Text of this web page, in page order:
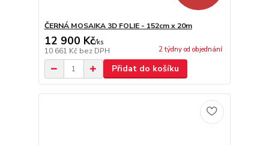
ČERNÁ MOSAIKA 3D FOLIE - 152cm x 20m
12 900 Kč/ks
10 661 Kč bez DPH 2 týdny od objednání
Přidat do košíku